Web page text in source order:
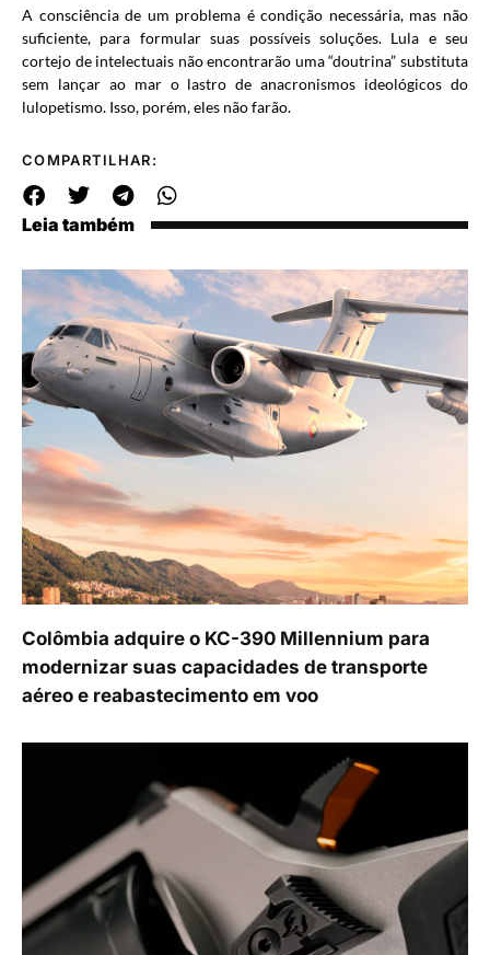
A consciência de um problema é condição necessária, mas não
suficiente, para formular suas possíveis soluções. Lula e seu
cortejo de intelectuais não encontrarão uma “doutrina” substituta
sem lançar ao mar o lastro de anacronismos ideológicos do
lulopetismo. Isso, porém, eles não farão.
COMPARTILHAR:
Leia também
Colômbia adquire o KC-390 Millennium para
modernizar suas capacidades de transporte
aéreo e reabastecimento em voo